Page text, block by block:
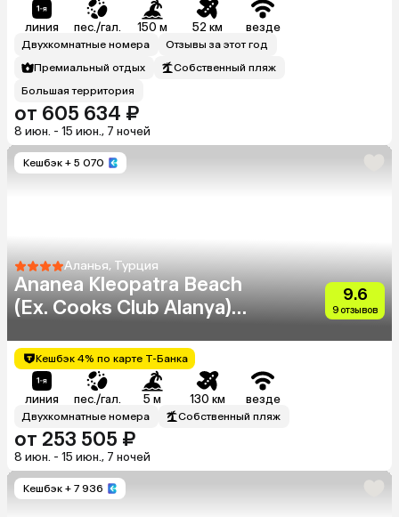
линия пес./гал. 150 м 52 км везде
Двухкомнатные номера
Отзывы за этот год
Премиальный отдых
Собственный пляж
Большая территория
от 605 634 ₽
8 июн. - 15 июн., 7 ночей
Кешбэк + 5 070
Аланья, Турция
Ananea Kleopatra Beach
(Ex. Cooks Club Alanya)
9.6
9 отзывов
Кешбэк 4% по карте Т-Банка
линия пес./гал. 5 м 130 км везде
Двухкомнатные номера Собственный пляж
от 253 505 ₽
8 июн. - 15 июн., 7 ночей
Кешбэк + 7 936